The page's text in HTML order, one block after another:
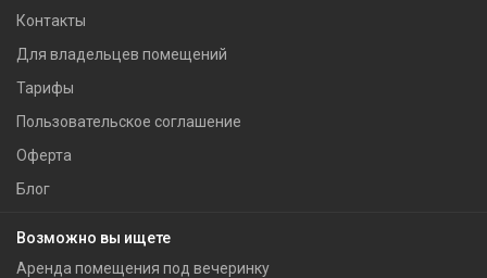
Контакты
Для владельцев помещений
Тарифы
Пользовательское соглашение
Оферта
Блог
Возможно вы ищете
Аренда помещения под вечеринку